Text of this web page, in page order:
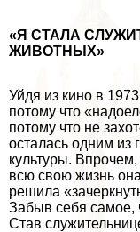
«Я СТАЛА
ЖИВОТНЫХ»
Уйдя из кино в
потому что
потому что не
осталась одним из
культуры.
всю свою жизнь
решила
Забыв себя самое,
Став